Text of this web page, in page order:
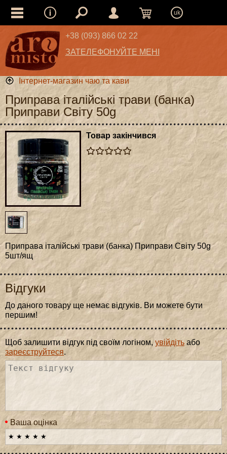
uk
+38 (093) 866 02 22
ЗАТЕЛЕФОНУЙТЕ МЕНІ
Інтернет-магазин чаю та кави
Приправа італійські трави (банка)
Приправи Світу 50g
Товар закінчився
Приправа італійські трави (банка) Приправи Світу 50g
5шт/ящ
Відгуки
До даного товару ще немає відгуків. Ви можете бути
першим!
Щоб залишити відгук під своїм логіном,увійдіть або
зареєструйтеся.
Ваша оцінка